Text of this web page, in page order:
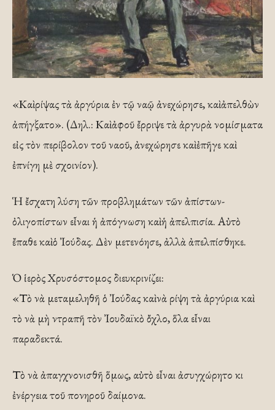
«Καὶ ρίψας τὰ ἀργύρια ἐν τῷ ναῷ ἀνεχώρησε, καὶ ἀπελθὼν
ἀπήγξατο». (Δηλ.: Καὶ ἀφοῦ ἔρριψε τὰ ἀργυρὰ νοµίσµατα
εἰς τὸν περίβολον τοῦ ναοῦ, ἀνεχώρησε καὶ ἐπῆγε καὶ
ἐπνίγη µὲ σχοινίον).
Ἡ ἔσχατη λύση τῶν προβλημάτων τῶν ἀπίστων-
ὀλιγοπίστων εἶναι ἡ ἀπόγνωση καὶ ἡ ἀπελπισία. Αὐτὸ
ἔπαθε καὶ ὁ Ἰούδας. Δὲν μετενόησε, ἀλλὰ ἀπελπίσθηκε.
Ὁ ἱερὸς Χρυσόστομος διευκρινίζει:
«Τὸ νὰ μεταμεληθῆ ὁ Ἰούδας καὶ νὰ ρίψη τὰ ἀργύρια καὶ
τὸ νὰ μὴ ντραπῆ τὸν Ἰουδαϊκὸ ὄχλο, ὅλα εἶναι
παραδεκτά.
Τὸ νὰ ἀπαγχνονισθῆ ὅμως, αὐτὸ εἶναι ἀσυγχώρητο κι
ἐνέργεια τοῦ πονηροῦ δαίμονα.